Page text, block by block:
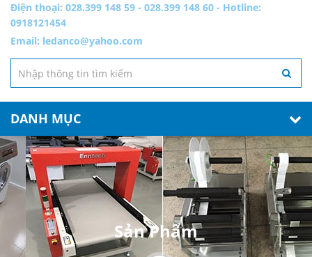
Điện thoại: 028.399 148 59 - 028.399 148 60 - Hotline:
0918121454
Email: ledanco@yahoo.com
DANH MỤC
Sản Phẩm